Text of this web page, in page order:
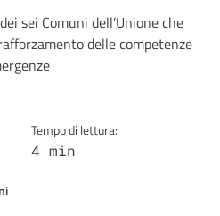
sei Comuni dell’Unione che
delle competenze
Tempo di lettura:
4 min